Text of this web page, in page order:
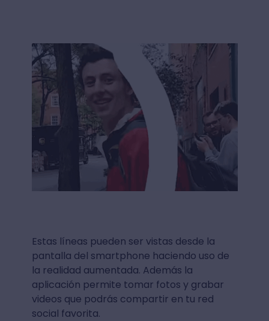
Estas líneas pueden ser vistas desde la
pantalla del smartphone haciendo uso de
la realidad aumentada. Además la
aplicación permite tomar fotos y grabar
videos que podrás compartir en tu red
social favorita.